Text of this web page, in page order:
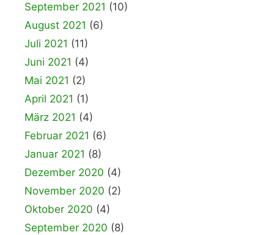
September 2021 (10)
August 2021 (6)
Juli 2021 (11)
Juni 2021 (4)
Mai 2021 (2)
April 2021 (1)
März 2021 (4)
Februar 2021 (6)
Januar 2021 (8)
Dezember 2020 (4)
November 2020 (2)
Oktober 2020 (4)
September 2020 (8)